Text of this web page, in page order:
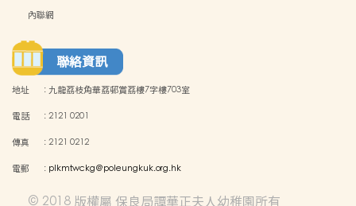
內聯網
聯絡資訊
地址 : 九龍荔枝角華荔邨賞荔樓7字樓703室
電話 :2121 0201
傳真 :2121 0212
電郵 : plkmtwckg@poleungkuk.org.hk
© 2018 版權屬 保良局譚華正夫人幼稚園所有